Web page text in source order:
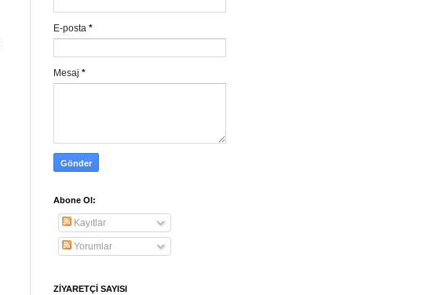
E-posta *
Mesaj *
Abone Ol:
Kayıtlar
Yorumlar
ZİYARETÇİ SAYISI